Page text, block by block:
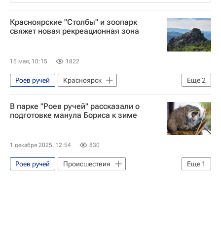
Красноярские "Столбы" и зоопарк
свяжет новая рекреационная зона
15 мая, 10:15 1822
Еще2
Роев ручей
Красноярск
Красноярский край
природа
В парке "Роев ручей" рассказали о
подготовке манула Бориса к зиме
1 декабря 2025, 12:54 830
Еще 1
Роев ручей
Происшествия
Новосибирск